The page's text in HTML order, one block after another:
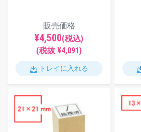
販売価格
¥4,500(税込)
(税抜 ¥4,091)
トレイに入れる